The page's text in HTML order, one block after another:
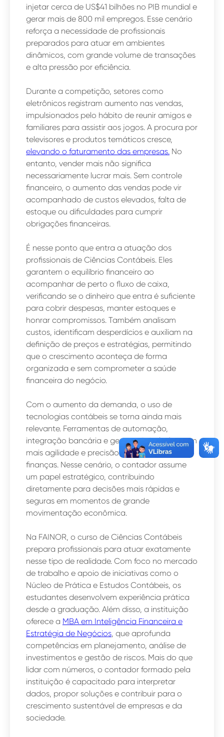
injetar cerca de US$41 bilhões no PIB mundial e
gerar mais de 800 mil empregos. Esse cenário
reforça a necessidade de profissionais
preparados para atuar em ambientes
dinâmicos, com grande volume de transações
e alta pressão por eficiência.
Durante a competição, setores como
eletrônicos registram aumento nas vendas,
impulsionados pelo hábito de reunir amigos e
familiares para assistir aos jogos. A procura por
televisores e produtos temáticos cresce,
elevando o faturamento das empresas. No
entanto, vender mais não significa
necessariamente lucrar mais. Sem controle
financeiro, o aumento das vendas pode vir
acompanhado de custos elevados, falta de
estoque ou dificuldades para cumprir
obrigações financeiras.
É nesse ponto que entra a atuação dos
profissionais de Ciências Contábeis. Eles
garantem o equilíbrio financeiro ao
acompanhar de perto o fluxo de caixa,
verificando se o dinheiro que entra é suficiente
para cobrir despesas, manter estoques e
honrar compromissos. Também analisam
custos, identificam desperdícios e auxiliam na
definição de preços e estratégias, permitindo
que o crescimento aconteça de forma
organizada e sem comprometer a saúde
financeira do negócio.
Com o aumento da demanda, o uso de
tecnologias contábeis se torna ainda mais
relevante. Ferramentas de automação,
integração bancária e gestão digital oferecem
mais agilidade e precisão no controle das
finanças. Nesse cenário, o contador assume
um papel estratégico, contribuindo
diretamente para decisões mais rápidas e
seguras em momentos de grande
movimentação econômica.
Na FAINOR, o curso de Ciências Contábeis
prepara profissionais para atuar exatamente
nesse tipo de realidade. Com foco no mercado
de trabalho e apoio de iniciativas como o
Núcleo de Prática e Estudos Contábeis, os
estudantes desenvolvem experiência prática
desde a graduação. Além disso, a instituição
oferece a MBA em Inteligência Financeira e
Estratégia de Negócios , que aprofunda
competências em planejamento, análise de
investimentos e gestão de riscos. Mais do que
lidar com números, o contador formado pela
instituição é capacitado para interpretar
dados, propor soluções e contribuir para o
crescimento sustentável de empresas e da
sociedade.